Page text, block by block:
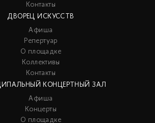
Контакты
ДВОРЕЦ ИСКУССТВ
Афиша
Репертуар
О площадке
Коллективы
Контакты
КОНЦЕРТНЫЙ ЗАЛ
Афиша
Концерты
О площадке